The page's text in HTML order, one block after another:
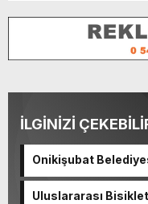
İLGİNİZİ
Onikişubat
başvurularında son
Uluslararası Bisiklet